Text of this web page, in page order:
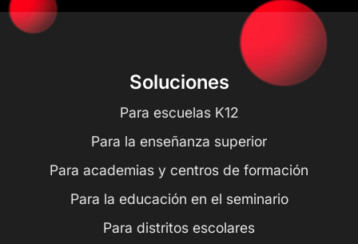
Soluciones
Para escuelas K12
Para la enseñanza superior
Para academias y centros de formación
Para la educación en el seminario
Para distritos escolares